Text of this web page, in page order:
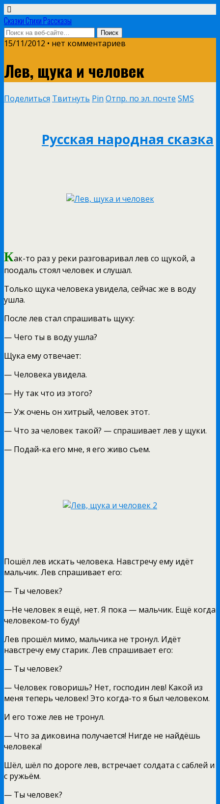
Сказки Стихи Рассказы
15/11/2012 • нет комментариев
Лев, щука и человек
Поделиться Твитнуть Pin Отпр. по эл. почте SMS
Русская народная сказка
Как-то раз у реки разговаривал лев со щукой, а
поодаль стоял человек и слушал.
Только щука человека увидела, сейчас же в воду
ушла.
После лев стал спрашивать щуку:
— Чего ты в воду ушла?
Щука ему отвечает:
— Человека увидела.
— Ну так что из этого?
— Уж очень он хитрый, человек этот.
— Что за человек такой? — спрашивает лев у щуки.
— Подай-ка его мне, я его живо съем.
Пошёл лев искать человека. Навстречу ему идёт
мальчик. Лев спрашивает его:
— Ты человек?
—Не человек я ещё, нет. Я пока — мальчик. Ещё когда
человеком-то буду!
Лев прошёл мимо, мальчика не тронул. Идёт
навстречу ему старик. Лев спрашивает его:
— Ты человек?
— Человек говоришь? Нет, господин лев! Какой из
меня теперь человек! Это когда-то я был человеком.
И его тоже лев не тронул.
— Что за диковина получается! Нигде не найдёшь
человека!
Шёл, шёл по дороге лев, встречает солдата с саблей и
с ружьём.
— Ты человек?